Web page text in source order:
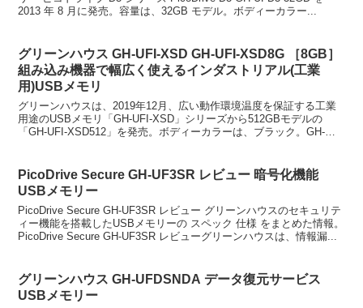
2013 年 8 月に発売。容量は、32GB モデル。ボディーカラー...
グリーンハウス GH-UFI-XSD GH-UFI-XSD8G ［8GB］
組み込み機器で幅広く使えるインダストリアル(工業
用)USBメモリ
グリーンハウスは、2019年12月、広い動作環境温度を保証する工業
用途のUSBメモリ「GH-UFI-XSD」シリーズから512GBモデルの
「GH-UFI-XSD512」を発売。ボディーカラーは、ブラック。GH-
PicoDrive Secure GH-UF3SR レビュー 暗号化機能
USBメモリー
PicoDrive Secure GH-UF3SR レビュー グリーンハウスのセキュリテ
ィー機能を搭載したUSBメモリーの スペック 仕様 をまとめた情報。
PicoDrive Secure GH-UF3SR レビューグリーンハウスは、情報漏...
グリーンハウス GH-UFDSNDA データ復元サービス
USBメモリー